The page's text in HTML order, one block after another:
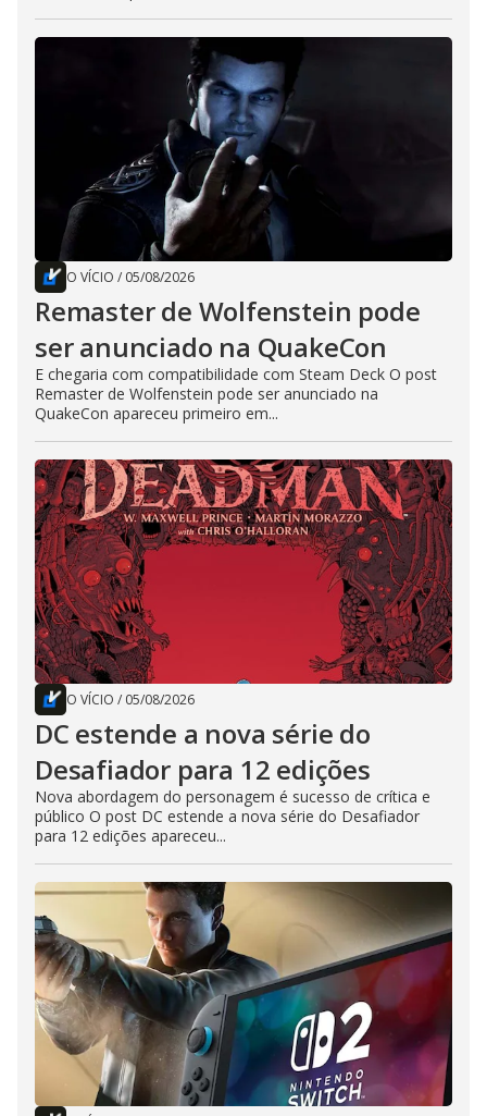
O VÍCIO / 05/08/2026
Remaster de Wolfenstein pode
ser anunciado na QuakeCon
E chegaria com compatibilidade com Steam Deck O post
Remaster de Wolfenstein pode ser anunciado na
QuakeCon apareceu primeiro em...
O VÍCIO / 05/08/2026
DC estende a nova série do
Desafiador para 12 edições
Nova abordagem do personagem é sucesso de crítica e
público O post DC estende a nova série do Desafiador
para 12 edições apareceu...